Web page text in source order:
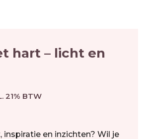
hart – licht en
21% BTW
inspiratie en inzichten? Wil je